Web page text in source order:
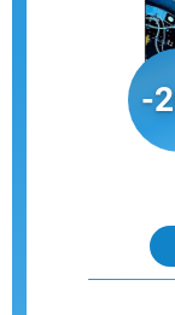
-